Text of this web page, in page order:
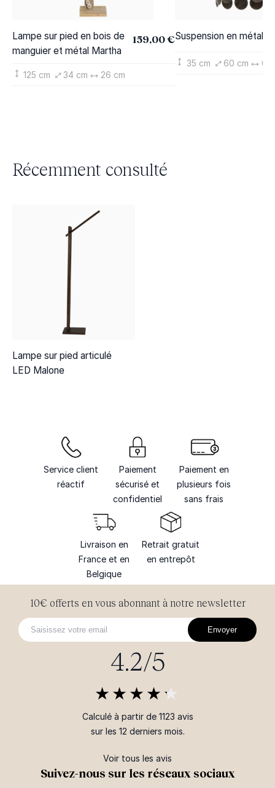
Lampe sur pied en bois de
manguier et métal Martha
159,00 €
125 cm 34 cm 26 cm
Suspension en métal
35 cm 60 cm 60
Récemment consulté
Lampe sur pied articulé
LED Malone
Service client
réactif
Paiement
sécurisé et
confidentiel
Paiement en
plusieurs fois
sans frais
Livraison en
France et en
Belgique
Retrait gratuit
en entrepôt
Suivez-nous sur les réseaux sociaux
10€ offerts en vous abonnant à notre newsletter
Envoyer
4.2/5
Calculé à partir de 1123 avis
sur les 12 derniers mois.
Voir tous les avis